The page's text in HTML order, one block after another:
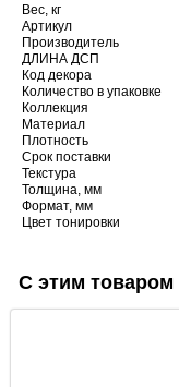
Вес, кг
Артикул
Производитель
ДЛИНА ДСП
Код декора
Количество в упаковке
Коллекция
Материал
Плотность
Срок поставки
Текстура
Толщина, мм
Формат, мм
Цвет тонировки
С этим товаром